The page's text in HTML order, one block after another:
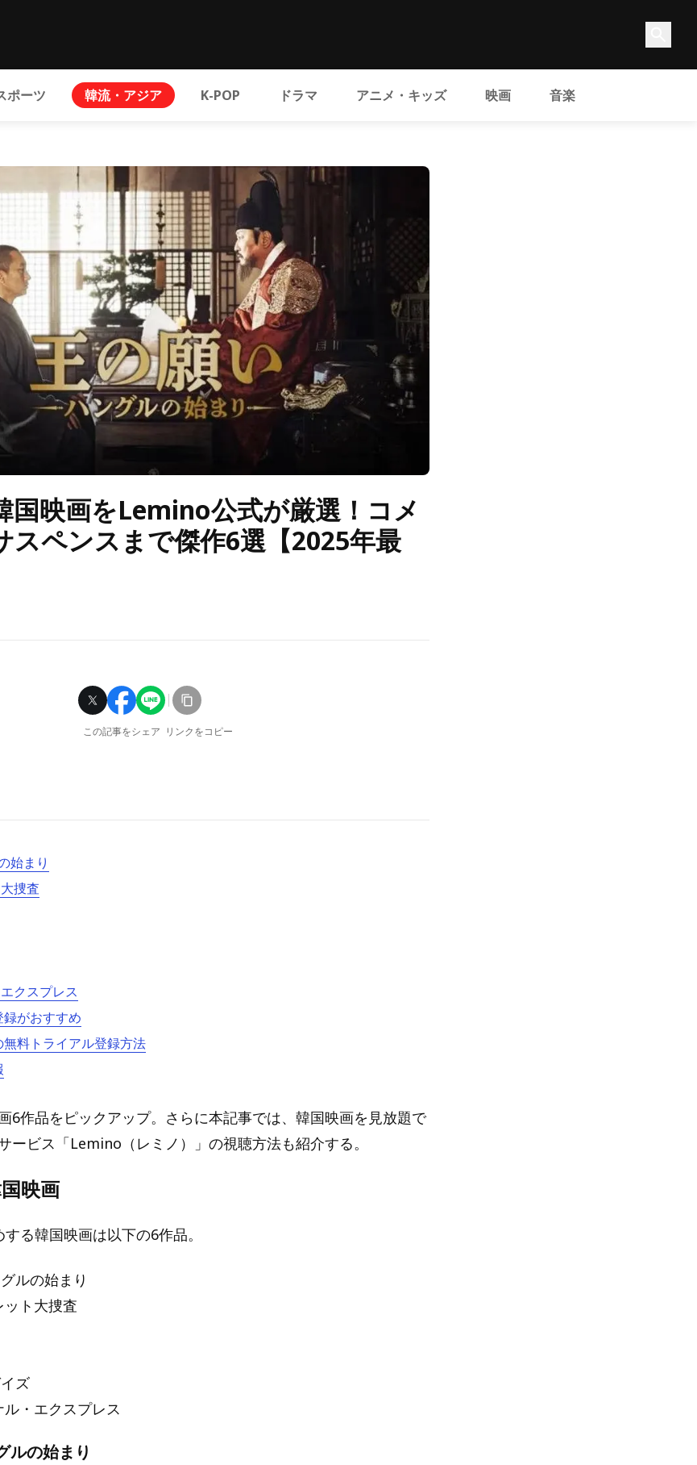
ポーツ 韓流・アジア K-POP ドラマ アニメ・キッズ 映画 音楽
国映画をLemino公式が厳選！コメ
スペンスまで傑作6選【2025年最
この記事をシェア リンクをコピー
始まり
捜査
クスプレス
がおすすめ
料トライアル登録方法
6作品をピックアップ。さらに本記事では、韓国映画を見放題で
ービス「Lemino（レミノ）」の視聴方法も紹介する。
映画
る韓国映画は以下の6作品。
ルの始まり
ット大捜査
ズ
・エクスプレス
の始まり